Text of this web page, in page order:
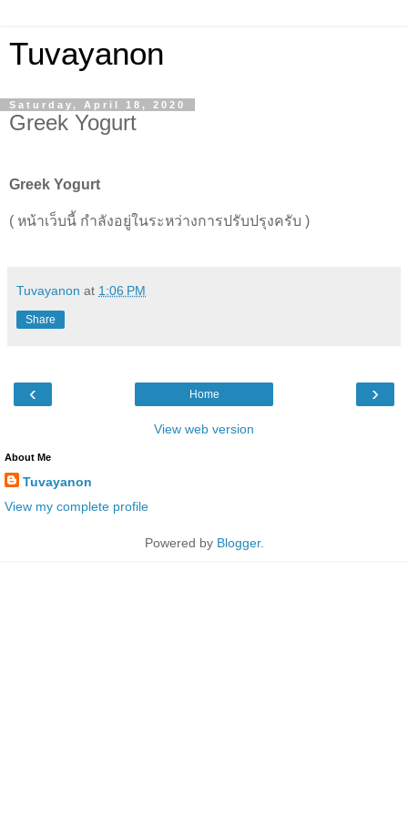
Tuvayanon
Saturday, April 18, 2020
Greek Yogurt
Greek Yogurt
( หน้าเว็บนี้ กำลังอยู่ในระหว่างการปรับปรุงครับ )
Tuvayanon at 1:06 PM
Share
‹ ›
Home
View web version
About Me
Tuvayanon
View my complete profile
Powered by Blogger.